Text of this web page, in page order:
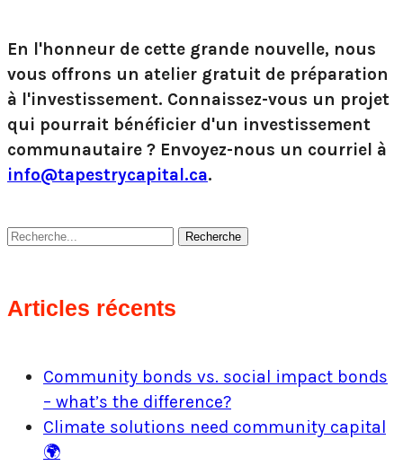
En l'honneur de cette grande nouvelle, nous
vous offrons un atelier gratuit de préparation
à l'investissement. Connaissez-vous un projet
qui pourrait bénéficier d'un investissement
communautaire ? Envoyez-nous un courriel à
info@tapestrycapital.ca.
Recherche
Articles récents
Community bonds vs. social impact bonds
– what’s the difference?
Climate solutions need community capital
🌍